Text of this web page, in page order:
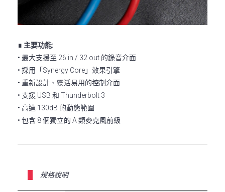
∎ 主要功能:
• 最大支援至 26 in / 32 out 的錄音介面
• 採用「Synergy Core」效果引擎
• 重新設計、靈活易用的控制介面
• 支援 USB 和 Thunderbolt 3
• 高達 130dB 的動態範圍
• 包含 8 個獨立的 A 類麥克風前級
規格說明